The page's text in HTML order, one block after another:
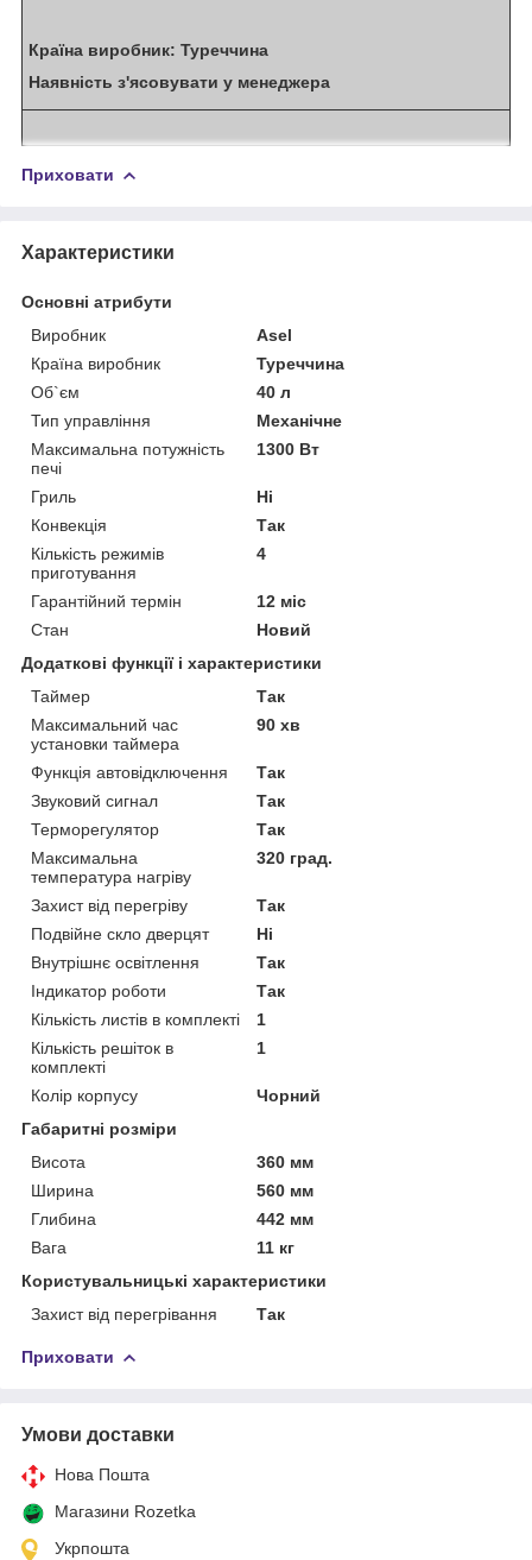
Країна виробник: Туреччина
Наявність з'ясовувати у менеджера
Приховати
Характеристики
Основні атрибути
Виробник
Asel
Країна виробник
Туреччина
Об`єм
40 л
Тип управління
Механічне
Максимальна потужність
печі
1300 Вт
Гриль
Ні
Конвекція
Так
Кількість режимів
приготування
4
Гарантійний термін
12 міс
Стан
Новий
Додаткові функції і характеристики
Таймер
Так
Максимальний час
установки таймера
90 хв
Функція автовідключення
Так
Звуковий сигнал
Так
Терморегулятор
Так
Максимальна
температура нагріву
320 град.
Захист від перегріву
Так
Подвійне скло дверцят
Ні
Внутрішнє освітлення
Так
Індикатор роботи
Так
Кількість листів в комплекті
1
Кількість решіток в
комплекті
1
Колір корпусу
Чорний
Габаритні розміри
Висота
360 мм
Ширина
560 мм
Глибина
442 мм
Вага
11 кг
Користувальницькі характеристики
Захист від перегрівання
Так
Приховати
Умови доставки
Нова Пошта
Магазини Rozetka
Укрпошта